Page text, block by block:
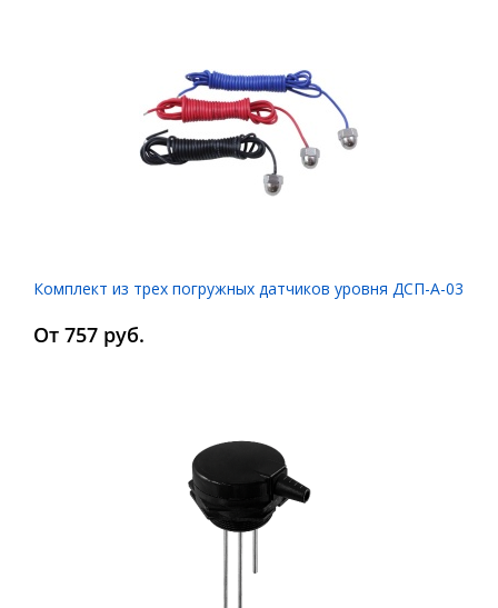
Комплект из трех погружных датчиков уровня ДСП-А-03
От 757 руб.